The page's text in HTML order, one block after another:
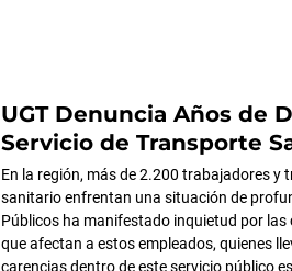
UGT Denuncia Años de
Servicio de Transporte
En la región, más de 2.200 trabajadores
sanitario enfrentan una situación de
Públicos ha manifestado inquietud por
que afectan a estos empleados, quienes
carencias dentro de este servicio público